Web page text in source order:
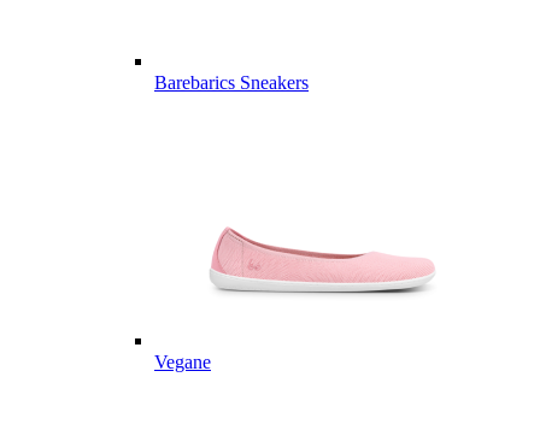
Barebarics Sneakers
Vegane